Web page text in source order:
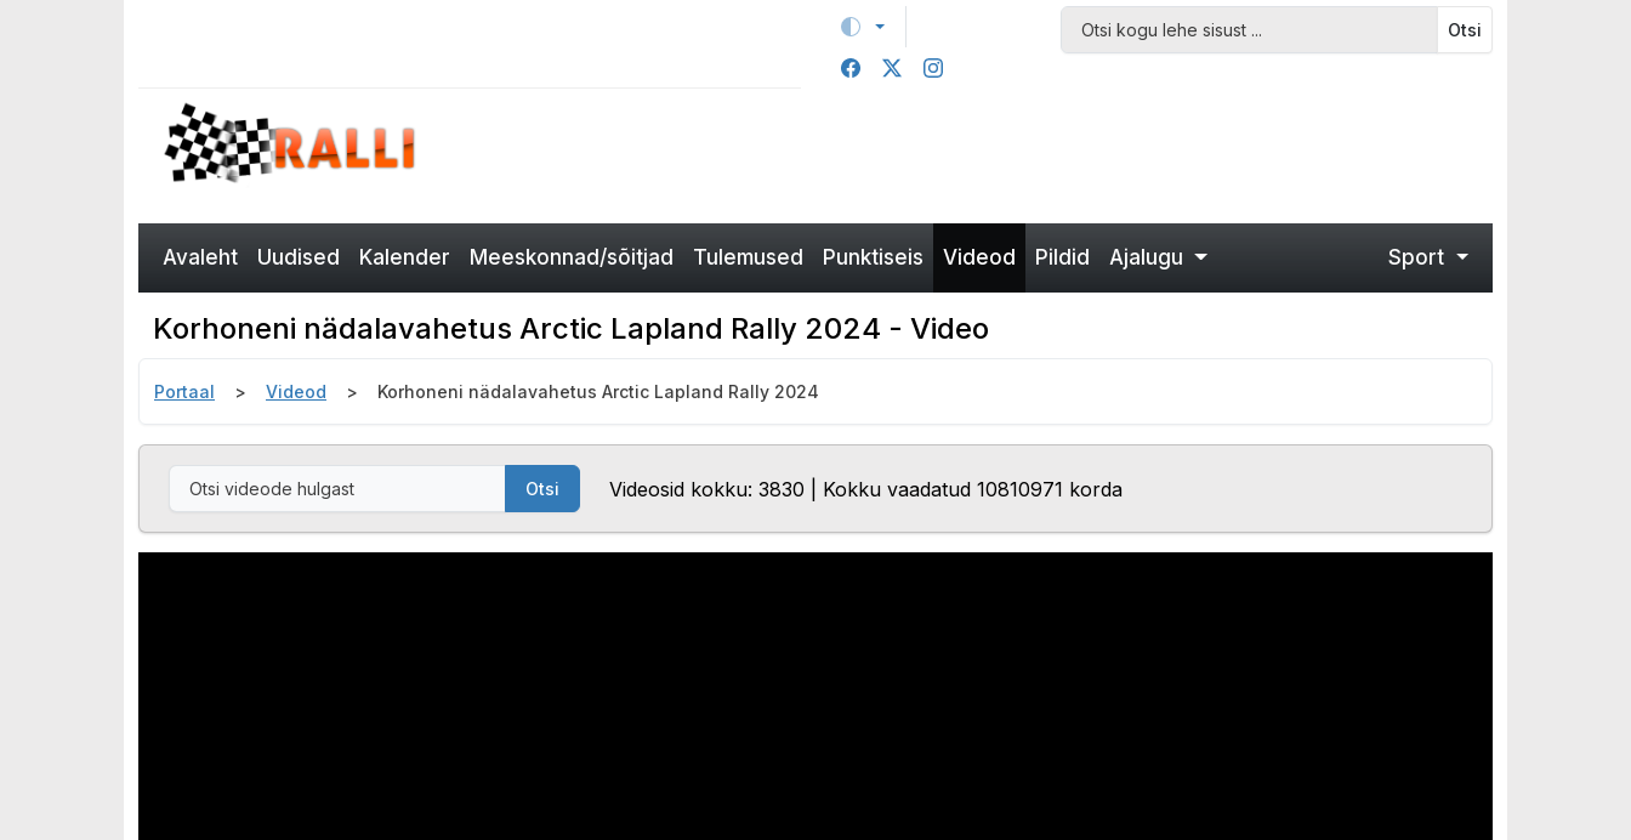
Otsi
Avaleht Uudised Kalender Meeskonnad/sõitjad Tulemused Punktiseis Videod Pildid Ajalugu Sport
Korhoneni nädalavahetus Arctic Lapland Rally 2024 - Video
Portaal Videod Korhoneni nädalavahetus Arctic Lapland Rally 2024
Otsi Videosid kokku: 3830 | Kokku vaadatud 10810971 korda